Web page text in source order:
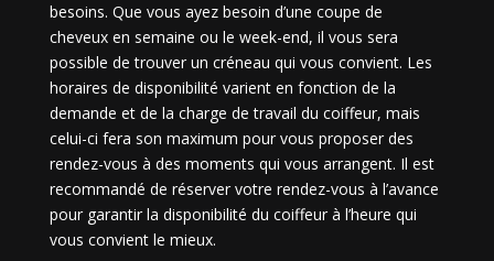
besoins. Que vous ayez besoin d’une coupe de
cheveux en semaine ou le week-end, il vous sera
possible de trouver un créneau qui vous convient. Les
horaires de disponibilité varient en fonction de la
demande et de la charge de travail du coiffeur, mais
celui-ci fera son maximum pour vous proposer des
rendez-vous à des moments qui vous arrangent. Il est
recommandé de réserver votre rendez-vous à l’avance
pour garantir la disponibilité du coiffeur à l’heure qui
vous convient le mieux.